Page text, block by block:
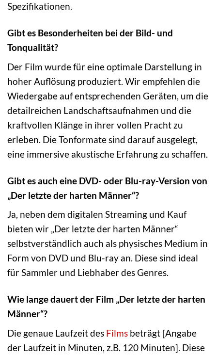
Spezifikationen.
Gibt es Besonderheiten bei der Bild- und
Tonqualität?
Der Film wurde für eine optimale Darstellung in
hoher Auflösung produziert. Wir empfehlen die
Wiedergabe auf entsprechenden Geräten, um die
detailreichen Landschaftsaufnahmen und die
kraftvollen Klänge in ihrer vollen Pracht zu
erleben. Die Tonformate sind darauf ausgelegt,
eine immersive akustische Erfahrung zu schaffen.
Gibt es auch eine DVD- oder Blu-ray-Version von
„Der letzte der harten Männer“?
Ja, neben dem digitalen Streaming und Kauf
bieten wir „Der letzte der harten Männer“
selbstverständlich auch als physisches Medium in
Form von DVD und Blu-ray an. Diese sind ideal
für Sammler und Liebhaber des Genres.
Wie lange dauert der Film „Der letzte der harten
Männer“?
Die genaue Laufzeit des Films beträgt [Angabe
der Laufzeit in Minuten, z.B. 120 Minuten]. Diese